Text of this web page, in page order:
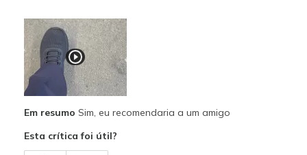
Attractive Design
Breathe Well
Comfortable
Durable
Stylish
Em resumo Sim, eu recomendaria a um amigo
Esta crítica foi útil?